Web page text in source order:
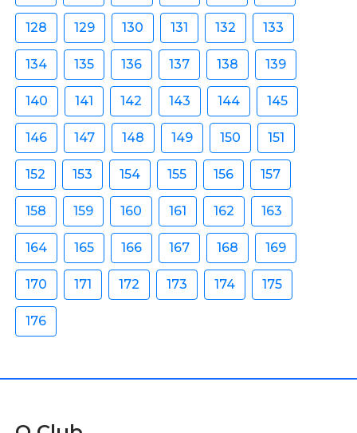
128 129 130 131 132 133
134 135 136 137 138 139
140 141 142 143 144 145
146 147 148 149 150 151
152 153 154 155 156 157
158 159 160 161 162 163
164 165 166 167 168 169
170 171 172 173 174 175
176